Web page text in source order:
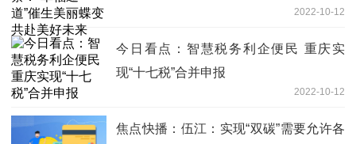
2022-10-12
今日看点：智慧税务利企便民 重庆实
现“十七税”合并申报
2022-10-12
焦点快播：伍江：实现“双碳”需要允许各